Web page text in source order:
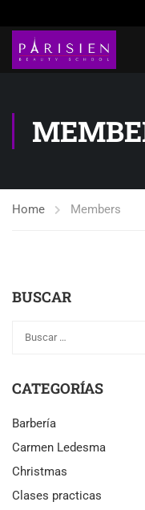
Home Members
BUSCAR
CATEGORÍAS
Barbería
Carmen Ledesma
Christmas
Clases practicas